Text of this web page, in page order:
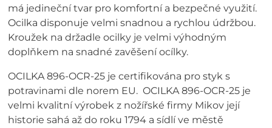
má jedineční tvar pro komfortní a bezpečné využití.
Ocilka disponuje velmi snadnou a rychlou údržbou.
Kroužek na držadle ocilky je velmi výhodným
doplňkem na snadné zavěšení ocílky.
OCILKA 896-OCR-25 je certifikována pro styk s
potravinami dle norem EU. OCILKA 896-OCR-25 je
velmi kvalitní výrobek z nožířské firmy Mikov její
historie sahá až do roku 1794 a sídlí ve městě